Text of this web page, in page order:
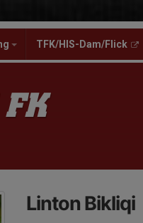
TFK/HIS-Dam/Flick
Linton Bikliqi